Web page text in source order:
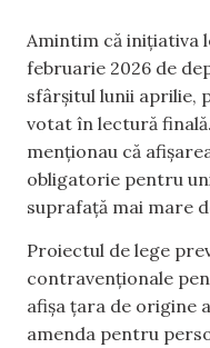
Amintim că inițiativa
februarie 2026 de
sfârșitul lunii aprilie,
votat în lectură
menționau că
obligatorie pentru
suprafață mai mare
Proiectul de lege
contravenționale
afișa țara de origine
amenda pentru